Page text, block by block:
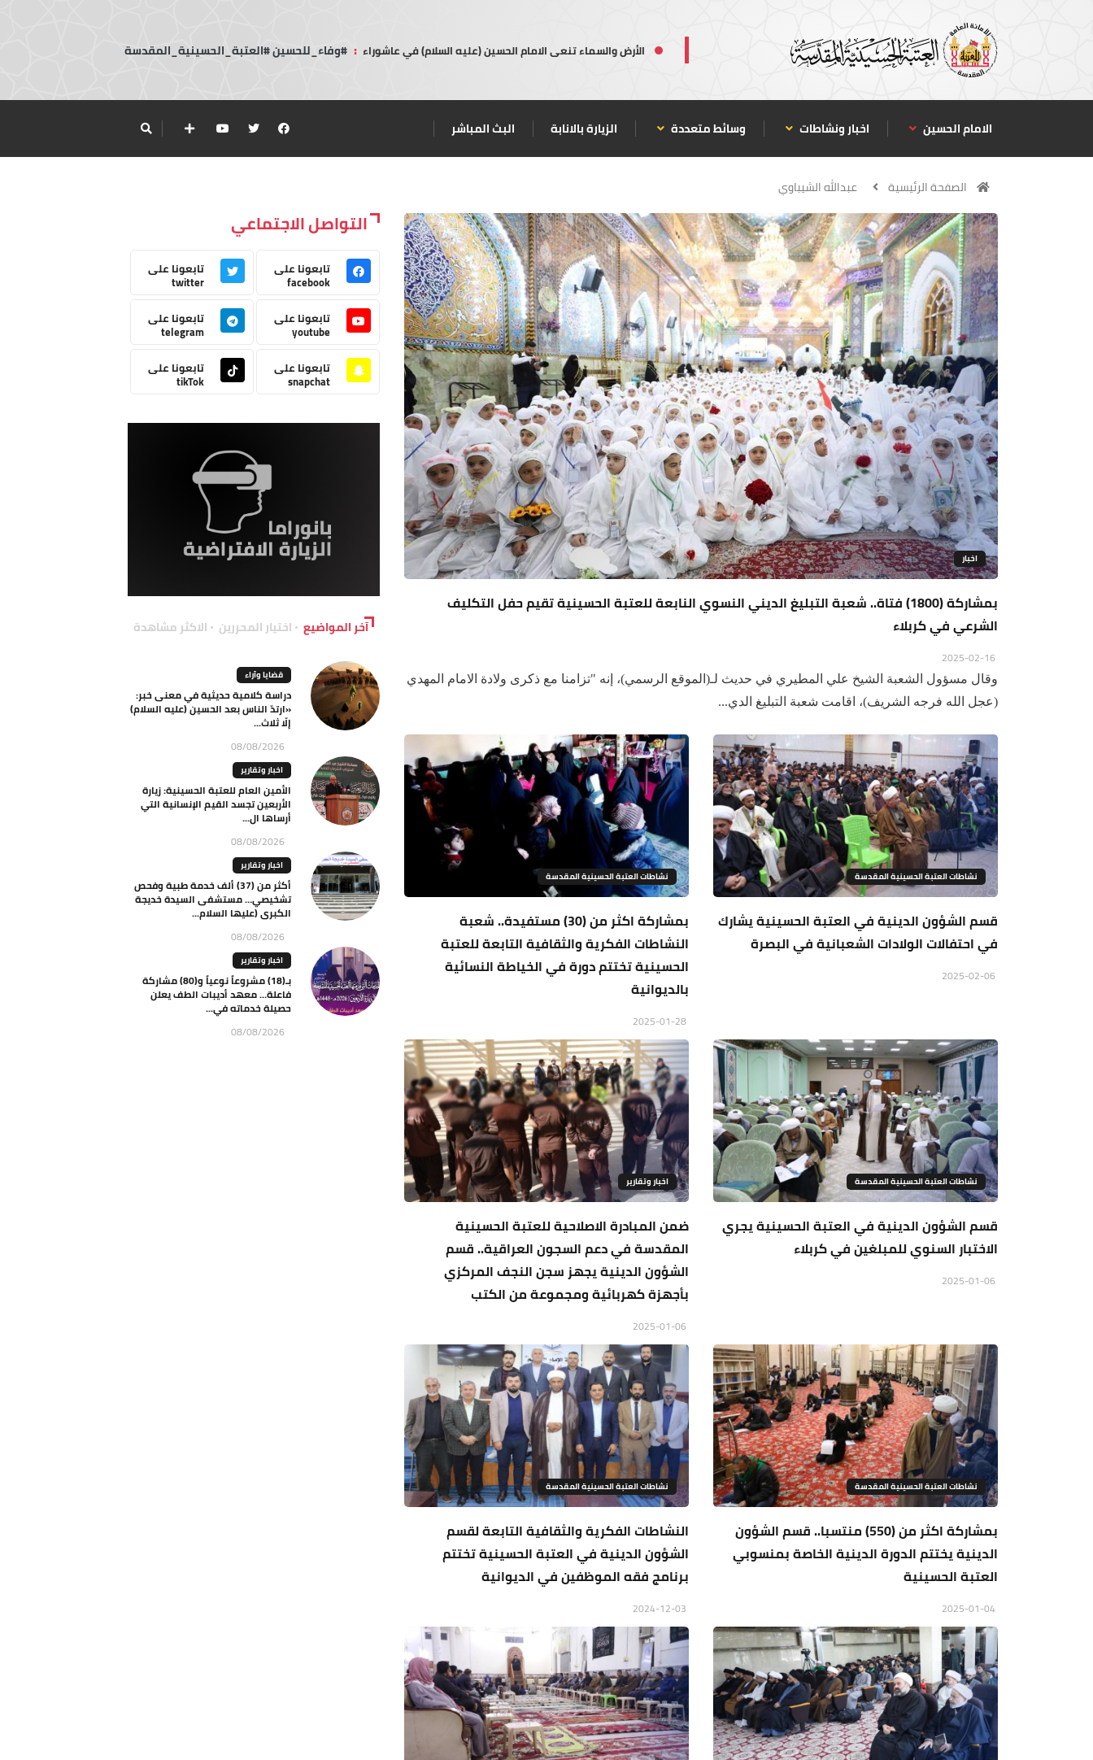
الأرض والسماء تنعى الامام الحسين (عليه السلام) في عاشوراء : #وفاء_للحسين #العتبة_الحسينية_المقدسة
الامام الحسين اخبار ونشاطات وسائط متعددة الزيارة بالانابة البث المباشر
الصفحة الرئيسية عبدالله الشيباوي
اخبار
بمشاركة (1800) فتاة.. شعبة التبليغ الديني النسوي النابعة للعتبة الحسينية تقيم حفل التكليف
الشرعي في كربلاء
وقال مسؤول الشعبة الشيخ علي المطيري في حديث لـ(الموقع الرسمي)، إنه "تزامنا مع ذكرى ولادة الامام المهدي
(عجل الله فرجه الشريف)، اقامت شعبة التبليغ الدي...
نشاطات العتبة الحسينية المقدسة
قسم الشؤون الدينية في العتبة الحسينية يشارك
في احتفالات الولادات الشعبانية في البصرة
نشاطات العتبة الحسينية المقدسة
بمشاركة اكثر من (30) مستفيدة.. شعبة
النشاطات الفكرية والثقافية التابعة للعتبة
الحسينية تختتم دورة في الخياطة النسائية
بالديوانية
نشاطات العتبة الحسينية المقدسة
قسم الشؤون الدينية في العتبة الحسينية يجري
الاختبار السنوي للمبلغين في كربلاء
اخبار وتقارير
ضمن المبادرة الاصلاحية للعتبة الحسينية
المقدسة في دعم السجون العراقية.. قسم
الشؤون الدينية يجهز سجن النجف المركزي
بأجهزة كهربائية ومجموعة من الكتب
نشاطات العتبة الحسينية المقدسة
بمشاركة اكثر من (550) منتسبا.. قسم الشؤون
الدينية يختتم الدورة الدينية الخاصة بمنسوبي
العتبة الحسينية
نشاطات العتبة الحسينية المقدسة
النشاطات الفكرية والثقافية التابعة لقسم
الشؤون الدينية في العتبة الحسينية تختتم
برنامج فقه الموظفين في الديوانية
التواصل الاجتماعي
تابعونا على
facebook
تابعونا على
twitter
تابعونا على
youtube
تابعونا على
telegram
تابعونا على
snapchat
تابعونا على
tikTok
آخر المواضيع اختيار المحررين الاكثر مشاهدة
قضايا وآراء
دراسة كلامية حديثية في معنى خبر:
«ارتدّ الناس بعد الحسين (عليه السلام)
إلّا ثلاث...
08/08/2026
اخبار وتقارير
الأمين العام للعتبة الحسينية: زيارة
الأربعين تجسد القيم الإنسانية التي
أرساها ال...
08/08/2026
اخبار وتقارير
أكثر من (37) ألف خدمة طبية وفحص
تشخيصي… مستشفى السيدة خديجة
الكبرى (عليها السلام...
08/08/2026
اخبار وتقارير
بـ(18) مشروعاً نوعياً و(80) مشاركة
فاعلة… معهد أديبات الطف يعلن
حصيلة خدماته في...
08/08/2026